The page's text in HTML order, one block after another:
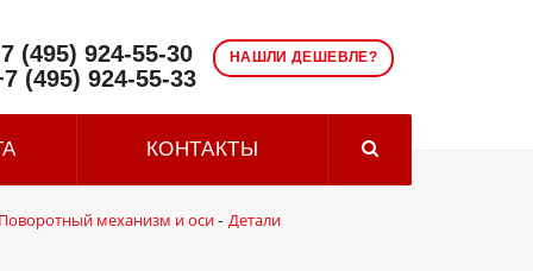
НАШЛИ ДЕШЕВЛЕ?
(495) 924-55-30
(495) 924-55-33
КОНТАКТЫ
Поворотный механизм и оси- Детали